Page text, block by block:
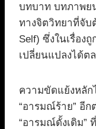
บทบาท บทภาพย
ทางจิตวิทยาที่จับ
Self) ซึ่งในเรื่อง
เปลี่ยนแปลงได้ต
ความขัดแย้งหลัก
“อารมณ์ร้าย” อีก
“อารมณ์ดั้งเดิม”